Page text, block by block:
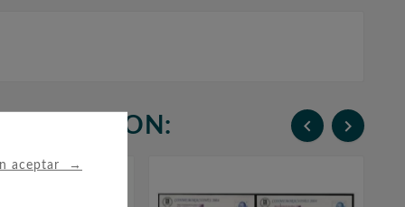
aceptar →
 